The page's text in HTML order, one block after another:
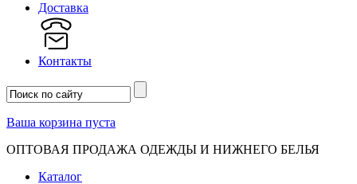
Доставка
Контакты
Ваша корзина пуста
ОПТОВАЯ ПРОДАЖА ОДЕЖДЫ И НИЖНЕГО БЕЛЬЯ
Каталог